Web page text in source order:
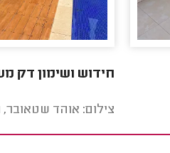
חידוש ושימון דק
צילום: אוהד שטאובר,